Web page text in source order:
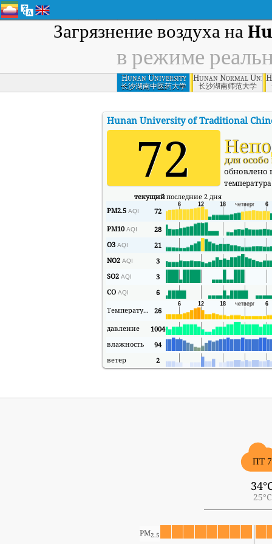
Загрязнение воздуха на
в режиме
Hunan University
of Traditional
Chinese Medicine,
长沙湖南中医药大学
Hunan Normal
长沙湖南师范大学
Hunan University of Traditional
72 для
обновлено
текущийпоследние 2 дня
PM2.5 AQI 72
PM10 AQI 28
O3 AQI 21
NO2 AQI 3
SO2 AQI 3
CO AQI 6
Температура
26
давление
1004
влажность
94
ветер
2
ПТ 7
25°C
PM2.5